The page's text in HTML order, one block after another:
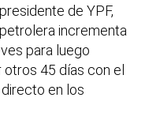
de YPF,
incrementa
para luego
45 días con el
en los